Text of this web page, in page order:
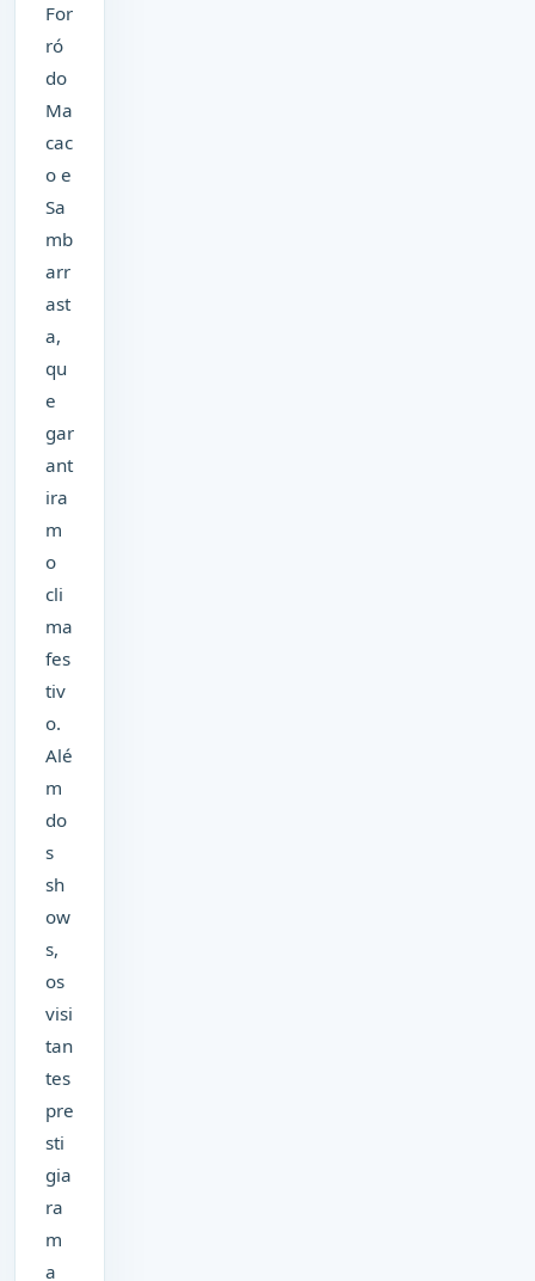
For
ró
do
Ma
cac
o e
Sa
mb
arr
ast
a,
qu
e
gar
ant
ira
m
o
cli
ma
fes
tiv
o.
Alé
m
do
s
sh
ow
s,
os
visi
tan
tes
pre
sti
gia
ra
m
a